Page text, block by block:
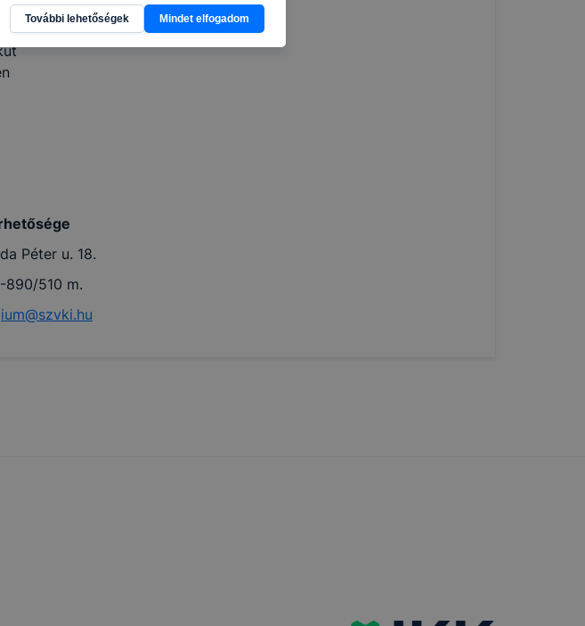
Péter u. 18.
890/510 m.
hogyan használja Ön a
melyik részeit látogatja, vagy
biztosítsunk Önnek még jobb
honlap fejlesztése.
a cookie-kat? Minden modern
elfogadja a cookie-kat, de ezek
képesek honlapunk funkcióinak
További lehetőségek Mindet elfogadom